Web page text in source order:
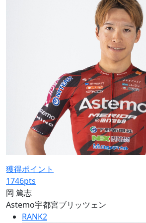
獲得ポイント
1746pts
岡 篤志
Astemo宇都宮ブリッツェン
RANK2